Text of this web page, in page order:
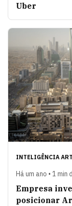
Uber
INTELIGÊNCIA
Há um ano • 1 min
Empresa
posicionar